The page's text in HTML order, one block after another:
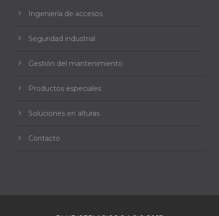
Ingeniería de accesos
Seguridad industrial
Gestión del mantenimiento
Productos especiales
Soluciones en alturas
Contacto